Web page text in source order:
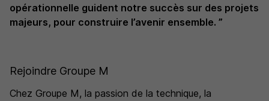
opérationnelle guident notre succès sur des projets
majeurs, pour construire l’avenir ensemble. ”
Rejoindre Groupe M
Chez Groupe M, la passion de la technique, la